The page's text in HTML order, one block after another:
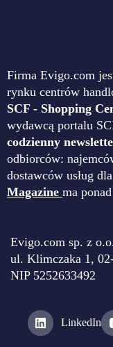
Firma Evigo.com
rynku centrów
SCF - Shopping
wydawcą portalu
codzienny
odbiorców:
dostawców usług
Magazine ma
Evigo.com sp. z
ul. Klimczaka 1,
NIP 5252633492
LinkedIn